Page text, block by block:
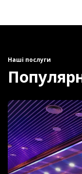
Наші послуги